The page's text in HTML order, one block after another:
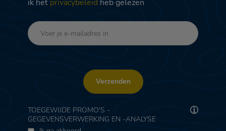
ik het privacybeleid heb gelezen
Verzenden
TOEGEWIJDE PROMO'S -
GEGEVENSVERWERKING EN -ANALYSE